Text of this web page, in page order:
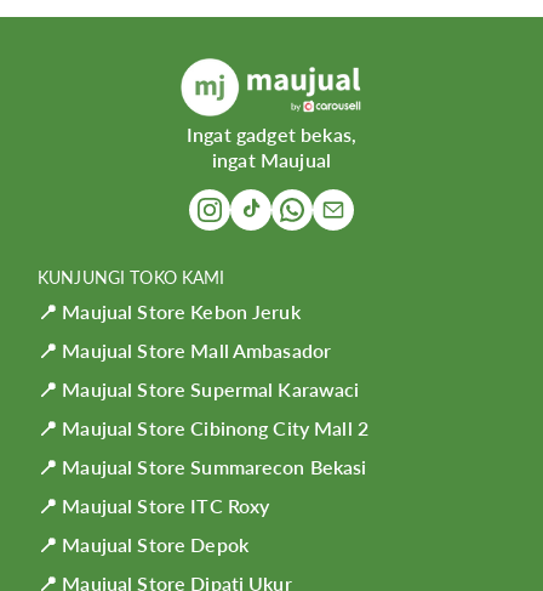
Ingat gadget bekas,
ingat Maujual
KUNJUNGI TOKO KAMI
📍 Maujual Store Kebon Jeruk
📍 Maujual Store Mall Ambasador
📍 Maujual Store Supermal Karawaci
📍 Maujual Store Cibinong City Mall 2
📍 Maujual Store Summarecon Bekasi
📍 Maujual Store ITC Roxy
📍 Maujual Store Depok
📍 Maujual Store Dipati Ukur